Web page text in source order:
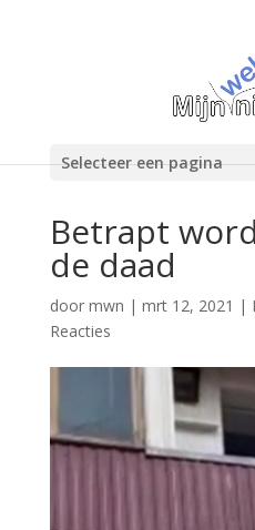
Selecteer een pagina
Betrapt
de daad
door mwn | mrt 12, 2021 |
Reacties